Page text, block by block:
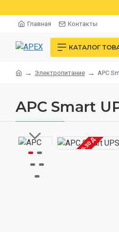
Главная Контакты
КАТАЛОГ
Электропитание APC
APC Smart
ДОСТАВКА 20-30 Д.